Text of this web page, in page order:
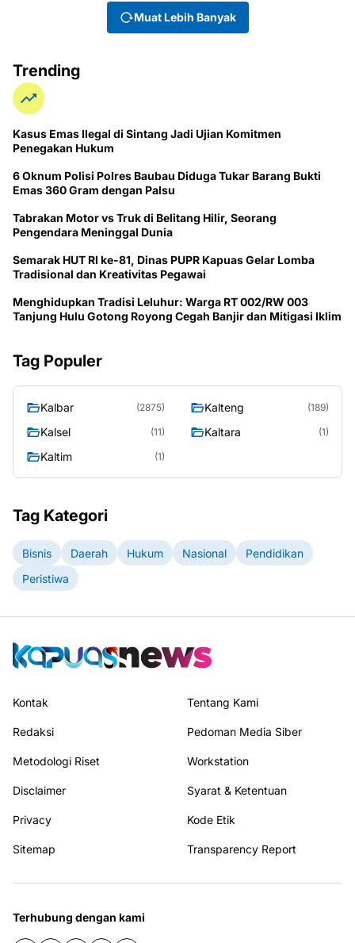
Muat Lebih Banyak
Trending
Kasus Emas Ilegal di Sintang Jadi Ujian Komitmen
Penegakan Hukum
6 Oknum Polisi Polres Baubau Diduga Tukar Barang Bukti
Emas 360 Gram dengan Palsu
Tabrakan Motor vs Truk di Belitang Hilir, Seorang
Pengendara Meninggal Dunia
Semarak HUT RI ke-81, Dinas PUPR Kapuas Gelar Lomba
Tradisional dan Kreativitas Pegawai
Menghidupkan Tradisi Leluhur: Warga RT 002/RW 003
Tanjung Hulu Gotong Royong Cegah Banjir dan Mitigasi Iklim
Tag Populer
Kalbar (2875) Kalteng (189)
Kalsel (11) Kaltara (1)
Kaltim (1)
Tag Kategori
Bisnis Daerah Hukum Nasional
Pendidikan
Peristiwa
Kontak Tentang Kami
Redaksi Pedoman Media Siber
Metodologi Riset Workstation
Disclaimer Syarat & Ketentuan
Privacy Kode Etik
Sitemap Transparency Report
Terhubung dengan kami